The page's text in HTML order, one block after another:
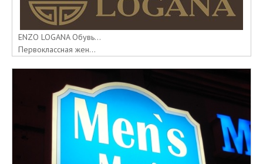
ENZO LOGANA Обувь...
Первоклассная жен...